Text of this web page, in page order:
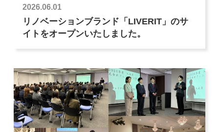
2026.06.01
リノベーションブランド「LIVERIT」のサ
イトをオープンいたしました。